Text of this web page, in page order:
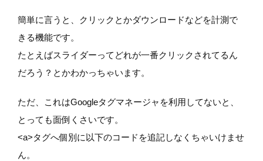
簡単に言うと、クリックとかダウンロードなどを計測で
きる機能です。
たとえばスライダーってどれが一番クリックされてるん
だろう？とかわかっちゃいます。
ただ、これはGoogleタグマネージャを利用してないと、
とっても面倒くさいです。
<a>タグへ個別に以下のコードを追記しなくちゃいけませ
ん。